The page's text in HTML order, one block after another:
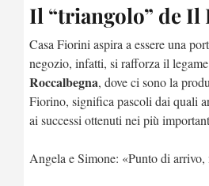
Il “triangolo” de Il
Casa Fiorini aspira a essere una
negozio, infatti, si rafforza il
Roccalbegna, dove ci sono la
Fiorino, significa pascoli dai quali
ai successi ottenuti nei più
Angela e Simone: «Punto di